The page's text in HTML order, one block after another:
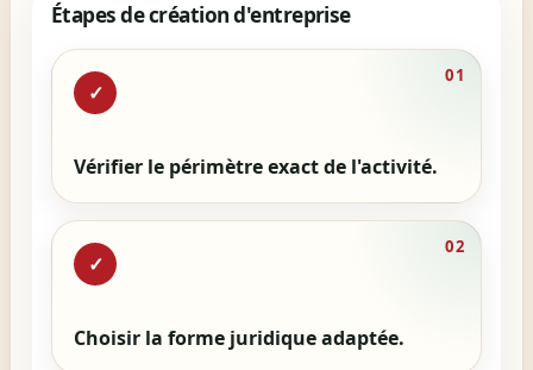
Étapes de création d'entreprise
✓
01
Vérifier le périmètre exact de l'activité.
✓
02
Choisir la forme juridique adaptée.